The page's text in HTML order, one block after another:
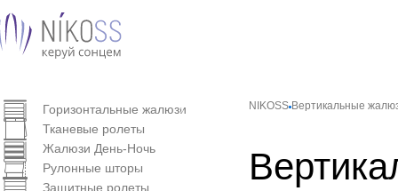
Горизонтальные жалюзи
Тканевые ролеты
Жалюзи День-Ночь
Рулонные шторы
Защитные ролеты
NIKOSS Вертикальные